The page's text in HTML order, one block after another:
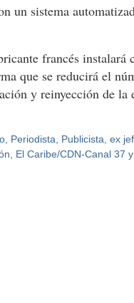
un sistema
francés instalará
que se reducirá el
y reinyección de la
Periodista, Publicista, ex
El Caribe/CDN-Canal 37